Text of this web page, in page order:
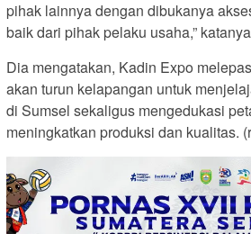
pihak lainnya dengan dibukanya
baik dari pihak pelaku usaha,”
Dia mengatakan, Kadin Expo
akan turun kelapangan untuk
di Sumsel sekaligus mengedukasi
meningkatkan produksi dan kualitas.